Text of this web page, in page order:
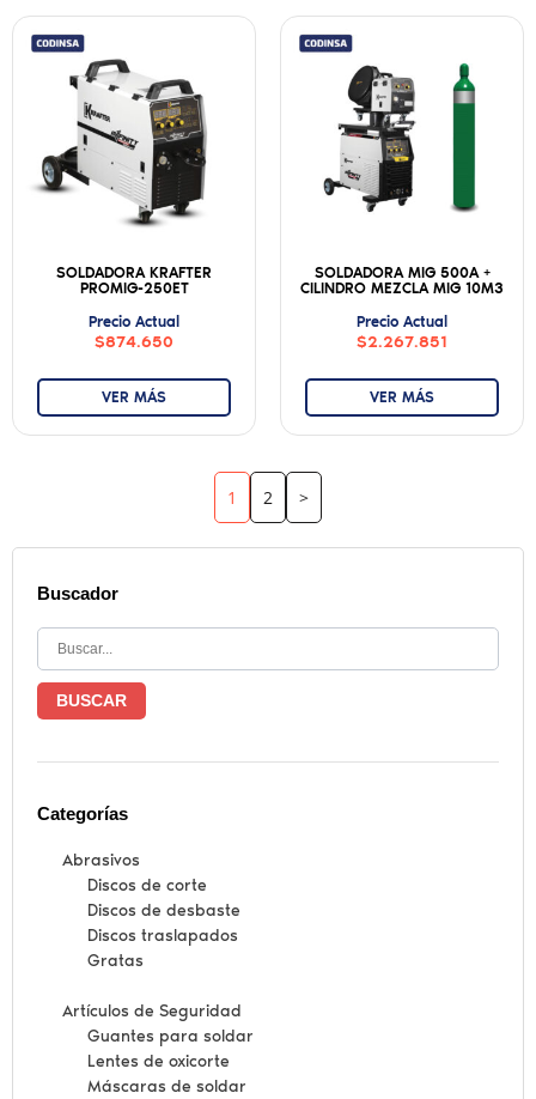
Buscador
BUSCAR
Categorías
Abrasivos
Discos de corte
Discos de desbaste
Discos traslapados
Gratas
Artículos de Seguridad
Guantes para soldar
Lentes de oxicorte
Máscaras de soldar
SOLDADORA KRAFTER
PROMIG-250ET
Precio Actual
$874.650
VER MÁS
SOLDADORA MIG 500A +
CILINDRO MEZCLA MIG 10M3
Precio Actual
$2.267.851
VER MÁS
1 2 >